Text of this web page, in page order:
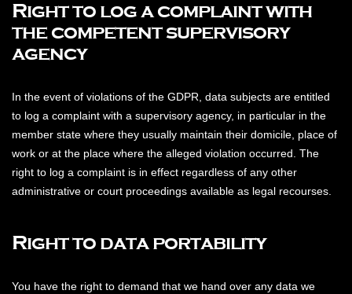
Right to log a complaint with
the competent supervisory
agency
In the event of violations of the GDPR, data subjects are entitled
to log a complaint with a supervisory agency, in particular in the
member state where they usually maintain their domicile, place of
work or at the place where the alleged violation occurred. The
right to log a complaint is in effect regardless of any other
administrative or court proceedings available as legal recourses.
Right to data portability
You have the right to demand that we hand over any data we